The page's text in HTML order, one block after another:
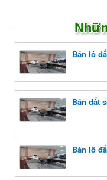
Bán lô
Bán đất
Bán lô